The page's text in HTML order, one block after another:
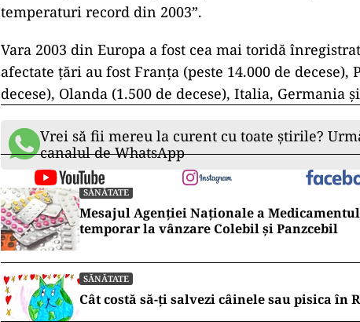
temperaturi record din 2003”.
Vara 2003 din Europa a fost cea mai toridă
afectate țări au fost Franța (peste 14.000 de decese),
decese), Olanda (1.500 de decese), Italia, Germania
Vrei să fii mereu la curent cu toate știrile?
canalul de WhatsApp
SĂNĂTATE
Mesajul Agenției Naționale a
temporar la vânzare Colebil și Panzcebil
SĂNĂTATE
Cât costă să-ți salvezi câinele sau pisica în